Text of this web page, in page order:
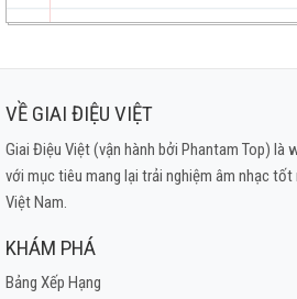
Mùa xuân của mẹ
VỀ GIAI ĐIỆU VIỆT
Giai Điệu Việt (vận hành bởi Phantam Top) là
với mục tiêu mang lại trải nghiệm âm nhạc
Việt Nam.
KHÁM PHÁ
Bảng Xếp Hạng